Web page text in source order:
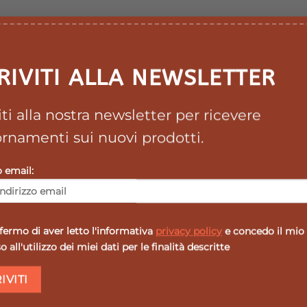
ALLA NEWSLETTER
alla nostra newsletter per ricevere
sui nuovi prodotti.
email:
di aver letto l'informativa privacy policy e concedo il mio
all'utilizzo dei miei dati per le finalità descritte
era:
17,50 €.
è:
15,75 €.
era:
6,20 €.
è:
5,58 €.
alla lista
dei
PIANTAGGINE
250ML
15,50€ Il
prezzo
era:
15,50 €.
13,95€
prezzo
è:
13,95 €.